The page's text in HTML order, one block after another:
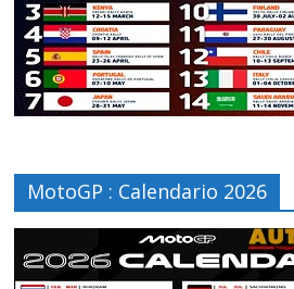
MotoGP : Calendario 2026